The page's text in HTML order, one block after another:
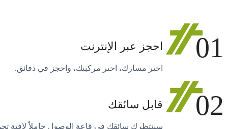
01 احجز عبر الإنترنت
اختر مسارك، اختر مركبتك، واحجز في دقائق.
02 قابل سائقك
سينتظرك سائقك في قاعة الوصول حاملاً لافتة